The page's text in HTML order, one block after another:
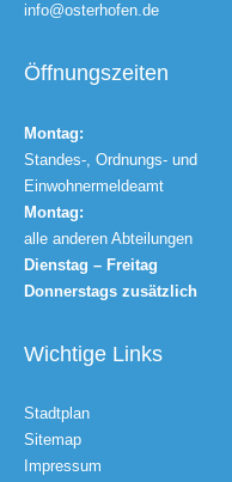
info@osterhofen.de
Öffnungszeiten
Montag:
Standes-, Ordnungs- und
Einwohnermeldeamt
Montag:
alle anderen Abteilungen
Dienstag – Freitag
Donnerstags zusätzlich
Wichtige Links
Stadtplan
Sitemap
Impressum